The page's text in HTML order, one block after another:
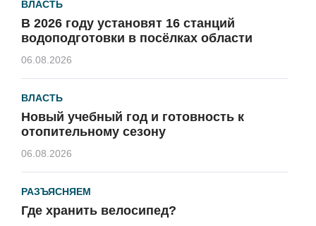
ВЛАСТЬ
В 2026 году установят 16 станций
водоподготовки в посёлках области
06.08.2026
ВЛАСТЬ
Новый учебный год и готовность к
отопительному сезону
06.08.2026
РАЗЪЯСНЯЕМ
Где хранить велосипед?